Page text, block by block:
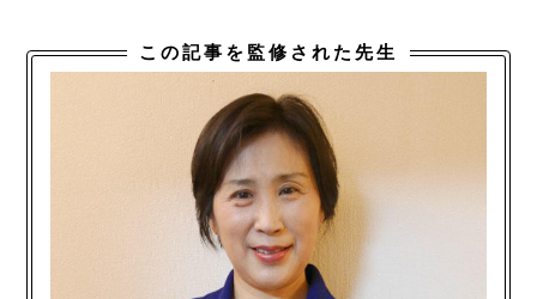
この記事を監修された先生